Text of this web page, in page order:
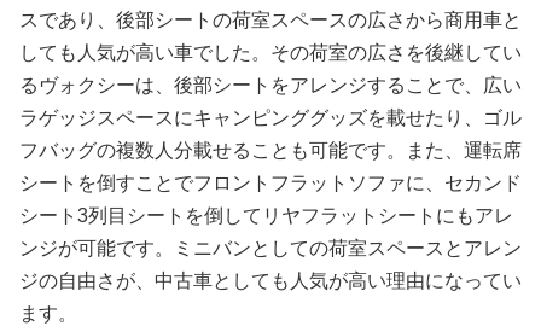
スであり、後部シートの荷室スペースの広さから商用車と
しても人気が高い車でした。その荷室の広さを後継してい
るヴォクシーは、後部シートをアレンジすることで、広い
ラゲッジスペースにキャンピンググッズを載せたり、ゴル
フバッグの複数人分載せることも可能です。また、運転席
シートを倒すことでフロントフラットソファに、セカンド
シート3列目シートを倒してリヤフラットシートにもアレ
ンジが可能です。ミニバンとしての荷室スペースとアレン
ジの自由さが、中古車としても人気が高い理由になってい
ます。